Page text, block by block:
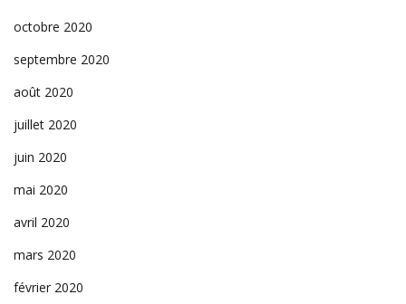
octobre 2020
septembre 2020
août 2020
juillet 2020
juin 2020
mai 2020
avril 2020
mars 2020
février 2020